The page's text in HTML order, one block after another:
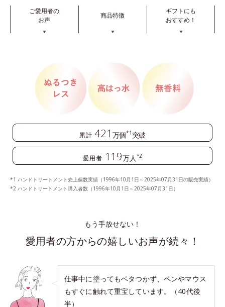
ご愛用者の
お声
▼
商品特徴
▼
ギフトにも
おすすめ！
▼
累計 421 万個*1 突破
愛用者 119万人 *2
ハンドトリートメント売上個数実績（1996年10月1日～2025年07月31日の販売実績）
ハンドトリートメント購入者数（1996年10月1日～2025年07月31日）
もう手放せない！
愛用者の方からの嬉しいお声が続々！
仕事中に塗ってもベタつかず、ペンやマウス
もすぐに触れて重宝しています。（40代後
半）